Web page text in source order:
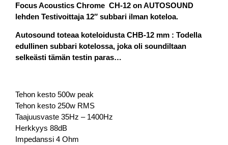
Focus Acoustics Chrome CH-12 on AUTOSOUND
lehden Testivoittaja 12″ subbari ilman koteloa.
Autosound toteaa koteloidusta CHB-12 mm : Todella
edullinen subbari kotelossa, joka oli soundiltaan
selkeästi tämän testin paras…
Tehon kesto 500w peak
Tehon kesto 250w RMS
Taajuusvaste 35Hz – 1400Hz
Herkkyys 88dB
Impedanssi 4 Ohm